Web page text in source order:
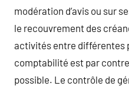
modération d’avis ou sur
le recouvrement des
activités entre différentes
comptabilité est par
possible. Le contrôle de